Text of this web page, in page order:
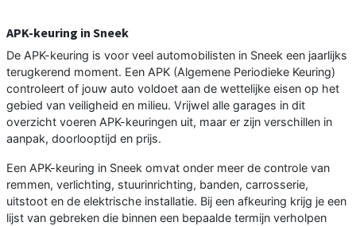
APK-keuring in Sneek
De APK-keuring is voor veel automobilisten in Sneek een jaarlijks
terugkerend moment. Een APK (Algemene Periodieke Keuring)
controleert of jouw auto voldoet aan de wettelijke eisen op het
gebied van veiligheid en milieu. Vrijwel alle garages in dit
overzicht voeren APK-keuringen uit, maar er zijn verschillen in
aanpak, doorlooptijd en prijs.
Een APK-keuring in Sneek omvat onder meer de controle van
remmen, verlichting, stuurinrichting, banden, carrosserie,
uitstoot en de elektrische installatie. Bij een afkeuring krijg je een
lijst van gebreken die binnen een bepaalde termijn verholpen